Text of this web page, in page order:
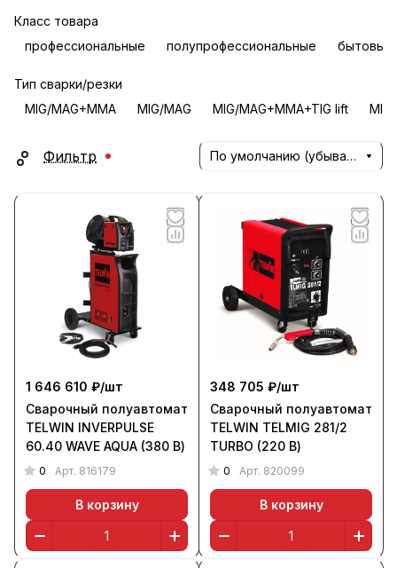
Класс товара
профессиональные
полупрофессиональные бытовые
Тип сварки/резки
MIG/MAG+MMA
MIG/MAG MIG/MAG+MMA+TIG lift
Фильтр По умолчанию (убывание)
1 646 610 ₽/шт
Сварочный полуавтомат
TELWIN INVERPULSE
60.40 WAVE AQUA (380 В)
0 Арт. 816179
В корзину
348 705 ₽/шт
Сварочный полуавтомат
TELWIN TELMIG 281/2
TURBO (220 В)
0 Арт. 820099
В корзину